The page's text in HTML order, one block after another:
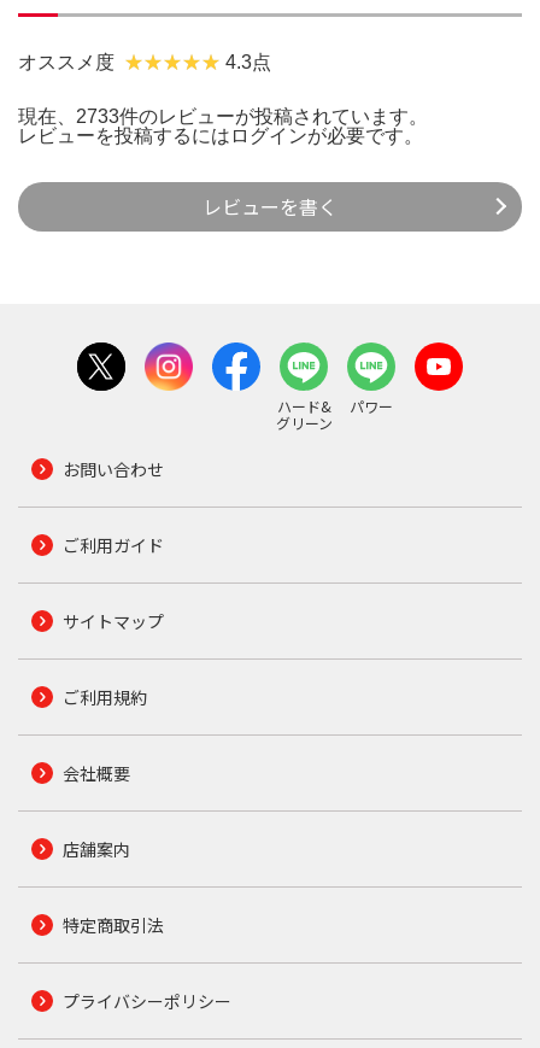
オススメ度 4.3点
現在、2733件のレビューが投稿されています。
レビューを投稿するには ログインが必要です。
レビューを書く
ハード&
グリーン
パワー
お問い合わせ
ご利用ガイド
サイトマップ
ご利用規約
会社概要
店舗案内
特定商取引法
プライバシーポリシー